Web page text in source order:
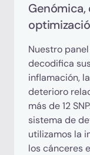
Nuestro
decodifica
inflamación,
deterioro
más de 12
sistema de
utilizamos la
los cánceres